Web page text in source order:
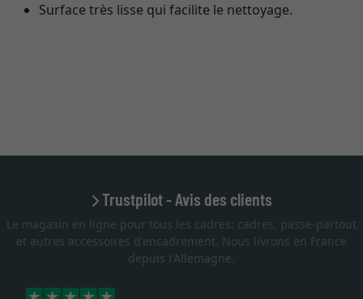
Surface très lisse qui facilite le nettoyage.
Trustpilot - Avis des clients
Le magasin en ligne pour tous les cadres: cadres, passe-partout
et autres accessoires d'encadrement. Nous livrons en France
depuis l'Allemagne.